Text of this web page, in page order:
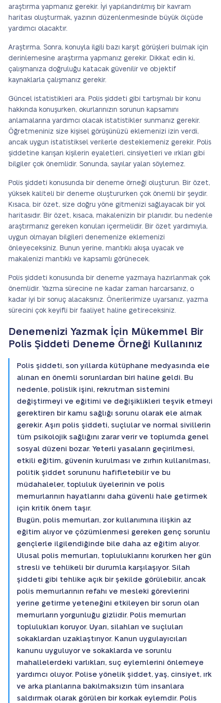
araştırma yapmanız gerekir. İyi yapılandırılmış bir kavram
haritası oluşturmak, yazının düzenlenmesinde büyük ölçüde
yardımcı olacaktır.
Araştırma. Sonra, konuyla ilgili bazı karşıt görüşleri bulmak için
derinlemesine araştırma yapmanız gerekir. Dikkat edin ki,
çalışmanıza doğruluğu katacak güvenilir ve objektif
kaynaklarla çalışmanız gerekir.
Güncel istatistikleri ara. Polis şiddeti gibi tartışmalı bir konu
hakkında konuşurken, okurlarınızın sorunun kapsamını
anlamalarına yardımcı olacak istatistikler sunmanız gerekir.
Öğretmeniniz size kişisel görüşünüzü eklemenizi izin verdi,
ancak uygun istatistiksel verilerle desteklemeniz gerekir. Polis
şiddetine karışan kişilerin eyaletleri, cinsiyetleri ve ırkları gibi
bilgiler çok önemlidir. Sonunda, sayılar yalan söylemez.
Polis şiddeti konusunda bir deneme örneği oluşturun. Bir özet,
yüksek kaliteli bir deneme oluştururken çok önemli bir şeydir.
Kısaca, bir özet, size doğru yöne gitmenizi sağlayacak bir yol
haritasıdır. Bir özet, kısaca, makalenizin bir planıdır, bu nedenle
araştırmanız gereken konuları içermelidir. Bir özet yardımıyla,
uygun olmayan bilgileri denemenize eklemenizi
önleyeceksiniz. Bunun yerine, mantıklı akışa uyacak ve
makalenizi mantıklı ve kapsamlı görünecek.
Polis şiddeti konusunda bir deneme yazmaya hazırlanmak çok
önemlidir. Yazma sürecine ne kadar zaman harcarsanız, o
kadar iyi bir sonuç alacaksınız. Önerilerimize uyarsanız, yazma
sürecini çok keyifli bir faaliyet haline getireceksiniz.
Denemenizi Yazmak İçin Mükemmel Bir
Polis Şiddeti Deneme Örneği Kullanınız
Polis şiddeti, son yıllarda kütüphane medyasında ele
alınan en önemli sorunlardan biri haline geldi. Bu
nedenle, polislik işini, rekrutman sistemini
değiştirmeyi ve eğitimi ve değişiklikleri teşvik etmeyi
gerektiren bir kamu sağlığı sorunu olarak ele almak
gerekir. Aşırı polis şiddeti, suçlular ve normal sivillerin
tüm psikolojik sağlığını zarar verir ve toplumda genel
sosyal düzeni bozar. Yeterli yasaların geçirilmesi,
etkili eğitim, güvenin kurulması ve zırhın kullanılması,
politik şiddet sorununu hafifletebilir ve bu
müdahaleler, topluluk üyelerinin ve polis
memurlarının hayatlarını daha güvenli hale getirmek
için kritik önem taşır.
Bugün, polis memurları, zor kullanımına ilişkin az
eğitim alıyor ve çözümlenmesi gereken genç sorunlu
gençlerle ilgilendiğinde bile daha az eğitim alıyor.
Ulusal polis memurları, topluluklarını korurken her gün
stresli ve tehlikeli bir durumla karşılaşıyor. Silah
şiddeti gibi tehlike açık bir şekilde görülebilir, ancak
polis memurlarının refahı ve mesleki görevlerini
yerine getirme yeteneğini etkileyen bir sorun olan
memurların yorgunluğu gizlidir. Polis memurları
toplulukları koruyor. Uyarı, silahları ve suçluları
sokaklardan uzaklaştırıyor. Kanun uygulayıcıları
kanunu uyguluyor ve sokaklarda ve sorunlu
mahallelerdeki varlıkları, suç eylemlerini önlemeye
yardımcı oluyor. Polise yönelik şiddet, yaş, cinsiyet, ırk
ve arka planlarına bakılmaksızın tüm insanlara
saldırmak olarak görülen bir korkak eylemdir. Polis